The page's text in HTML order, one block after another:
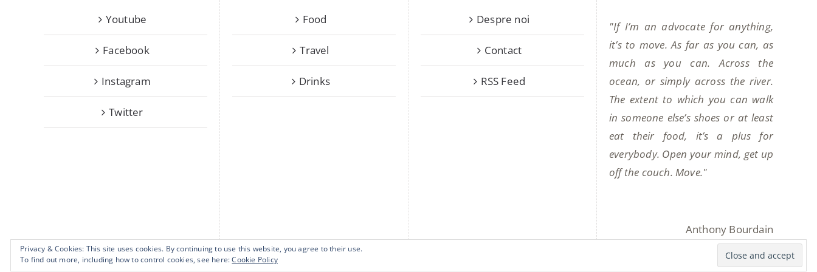
Youtube
Facebook
Instagram
Twitter
Food
Travel
Drinks
Despre noi
Contact
RSS Feed
"If I’m an advocate for anything,
it’s to move. As far as you can, as
much as you can. Across the
ocean, or simply across the river.
The extent to which you can walk
in someone else’s shoes or at least
eat their food, it’s a plus for
everybody. Open your mind, get up
off the couch. Move."
Anthony Bourdain
Privacy & Cookies: This site uses cookies. By continuing to use this website, you agree to their use.
To find out more, including how to control cookies, see here:Cookie Policy